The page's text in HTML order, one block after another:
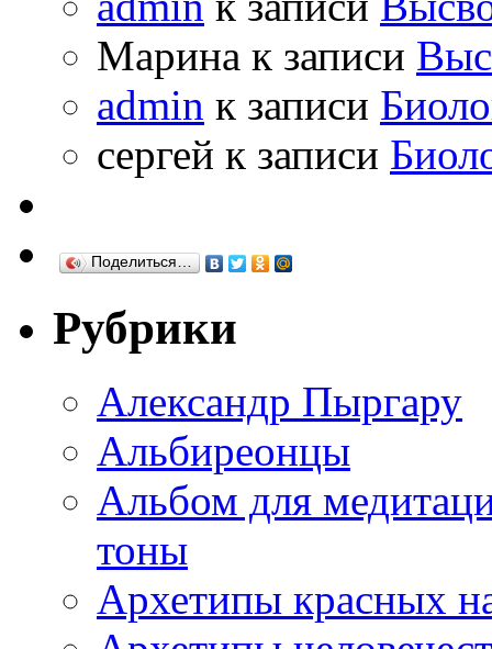
Марина к записи
admin к записи
сергей к записи
Поделиться…
Рубрики
Александр Пыргару
Альбиреонцы
Альбом для
тоны
Архетипы красных